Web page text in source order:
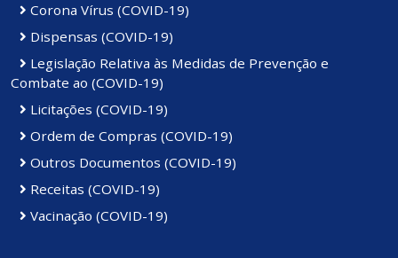
Corona Vírus (COVID-19)
Dispensas (COVID-19)
Legislação Relativa às Medidas de Prevenção e
Combate ao (COVID-19)
Licitações (COVID-19)
Ordem de Compras (COVID-19)
Outros Documentos (COVID-19)
Receitas (COVID-19)
Vacinação (COVID-19)